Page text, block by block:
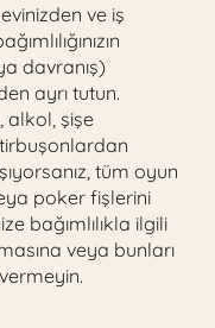
evinizden ve iş
davranış)
ayrı tutun.
alkol, şişe
tüm oyun
poker fişlerini
bağımlılıkla ilgili
veya bunları